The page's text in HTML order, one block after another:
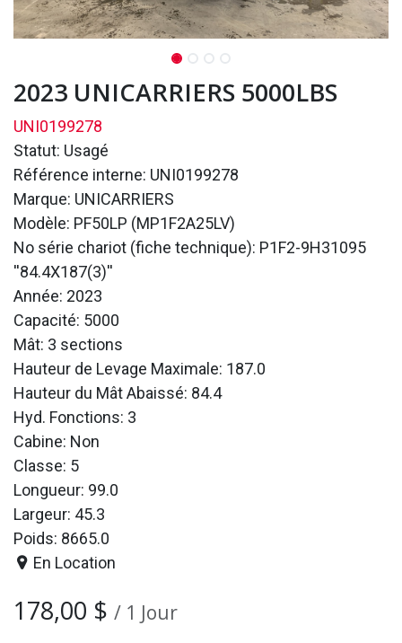
2023 UNICARRIERS 5000LBS
UNI0199278
Statut: Usagé
Référence interne: UNI0199278
Marque: UNICARRIERS
Modèle: PF50LP (MP1F2A25LV)
No série chariot (fiche technique): P1F2-9H31095
''84.4X187(3)''
Année: 2023
Capacité: 5000
Mât: 3 sections
Hauteur de Levage Maximale: 187.0
Hauteur du Mât Abaissé: 84.4
Hyd. Fonctions: 3
Cabine: Non
Classe: 5
Longueur: 99.0
Largeur: 45.3
Poids: 8665.0
En Location
178,00 $ / 1 Jour